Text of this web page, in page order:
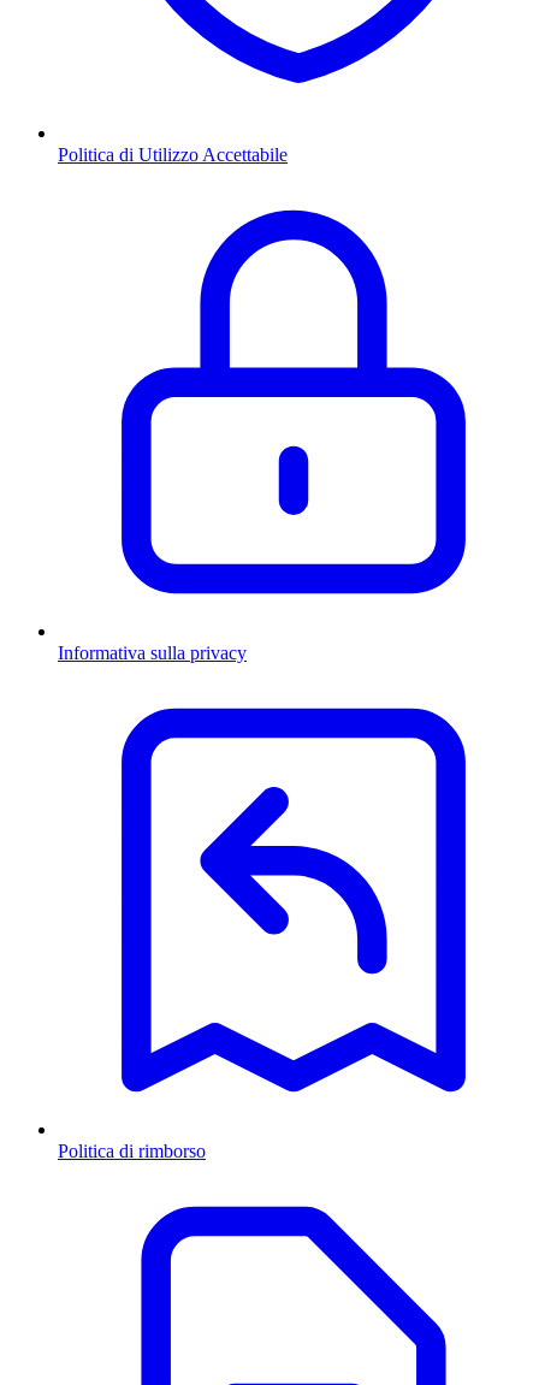
Politica di Utilizzo Accettabile
Informativa sulla privacy
Politica di rimborso